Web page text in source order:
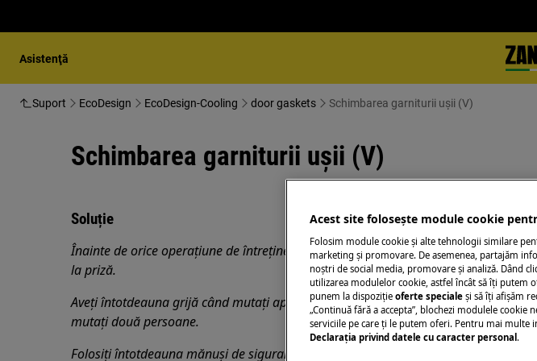
Asistenţă
Suport EcoDesign EcoDesign-Cooling door gaskets Schimbarea garniturii ușii (V)
Schimbarea garniturii ușii (V)
Soluție
Înainte de orice operațiune de întreținere, dezactivați aparatul și deconectați
lapriză.
Aveți întotdeauna grijă când mutați aparatele, pentru aparatele grele este necesar
mutați două persoane.
Folosiți întotdeauna mănuși de siguranță și încălțăminte închisă.
Acest site folosește module cookie
Folosim module cookie și alte tehnologii similare
marketing și promovare. De asemenea, partajăm
noștri de social media, promovare și analiză. Dând
utilizarea modulelor cookie, astfel încât să îţi putem
punem la dispoziţie oferte speciale și să îţi afișăm
„Continuă fără a accepta”, blochezi modulele cookie
serviciile pe care ţi le putem oferi. Pentru mai multe
Declaraţia privind datele cu caracter personal .